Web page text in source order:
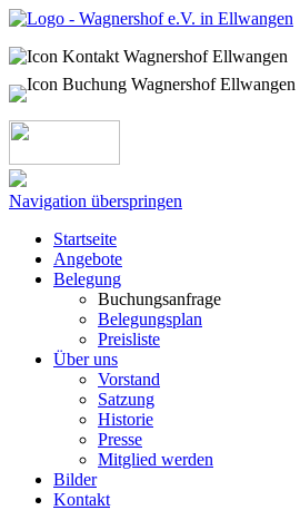
Navigation überspringen
Startseite
Angebote
Belegung
Buchungsanfrage
Belegungsplan
Preisliste
Über uns
Vorstand
Satzung
Historie
Presse
Mitglied werden
Bilder
Kontakt